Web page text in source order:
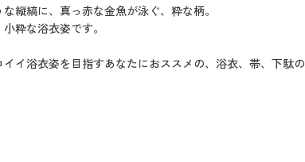
縦縞に、真っ赤な金魚が泳ぐ、粋な柄。
粋な浴衣姿です。
イ浴衣姿を目指すあなたにおススメの、浴衣、帯、下駄の